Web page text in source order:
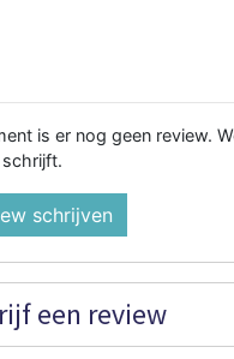
is er nog geen review.
schrijven
een review